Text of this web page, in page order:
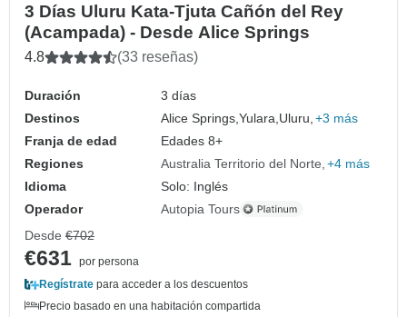
3 Días Uluru Kata-Tjuta Cañón del Rey
(Acampada) - Desde Alice Springs
4.8 (33 reseñas)
Duración
3 días
Destinos
Alice Springs,Yulara, Uluru, +3 más
Franja de edad
Edades 8+
Regiones
Australia Territorio del Norte +4 más
Idioma
Solo: Inglés
Operador
Autopia Tours
Desde €702
€631 por persona
Regístrate para acceder a los descuentos
Precio basado en una habitación compartida